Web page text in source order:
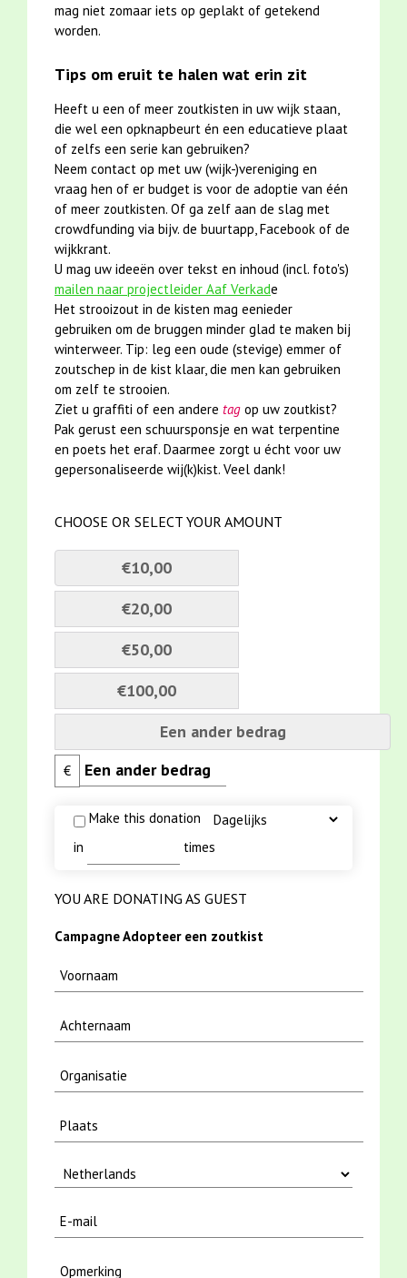
mag niet zomaar iets op geplakt of getekend
worden.
Tips om eruit te halen wat erin zit
Heeft u een of meer zoutkisten in uw wijk staan,
die wel een opknapbeurt én een educatieve plaat
of zelfs een serie kan gebruiken?
Neem contact op met uw (wijk-)vereniging en
vraag hen of er budget is voor de adoptie van één
of meer zoutkisten. Of ga zelf aan de slag met
crowdfunding via bijv. de buurtapp, Facebook of de
wijkkrant.
U mag uw ideeën over tekst en inhoud (incl. foto's)
mailen naar projectleider Aaf Verkade
Het strooizout in de kisten mag eenieder
gebruiken om de bruggen minder glad te maken bij
winterweer. Tip: leg een oude (stevige) emmer of
zoutschep in de kist klaar, die men kan gebruiken
om zelf te strooien.
Ziet u graffiti of een andere tag op uw zoutkist?
Pak gerust een schuursponsje en wat terpentine
en poets het eraf. Daarmee zorgt u écht voor uw
gepersonaliseerde wij(k)kist. Veel dank!
CHOOSE OR SELECT YOUR AMOUNT
€10,00
€20,00
€50,00
€100,00
Een ander bedrag
€
Make this donation
in
times
YOU ARE DONATING AS GUEST
Campagne Adopteer een zoutkist